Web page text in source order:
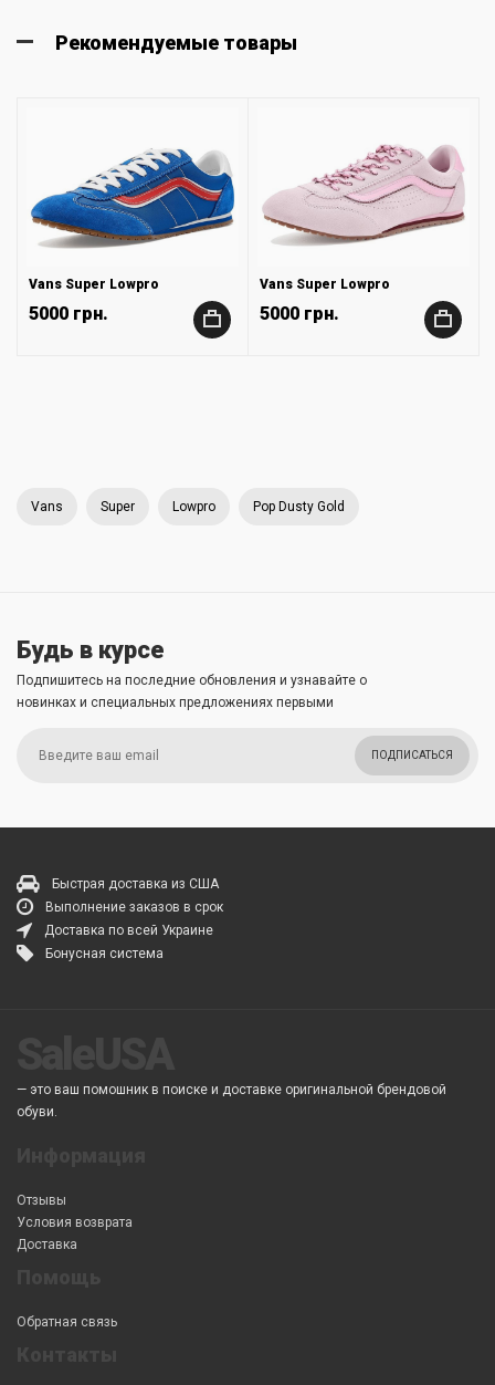
Рекомендуемые товары
Vans Super Lowpro
5000 грн. +
Vans Super Lowpro
5000 грн. +
Vans Super Lowpro Pop Dusty Gold
Будь в курсе
Подпишитесь на последние обновления и узнавайте о
новинках и специальных предложениях первыми
ПОДПИСАТЬСЯ
Быстрая доставка из США
Выполнение заказов в срок
Доставка по всей Украине
Бонусная система
— это ваш помошник в поиске и доставке оригинальной брендовой
обуви.
Отзывы
Условия возврата
Доставка
Обратная связь